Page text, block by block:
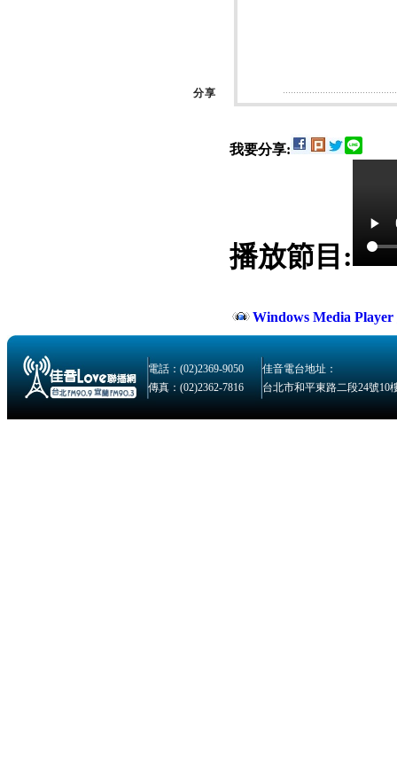
分享
我要分享:
播放節目:
Windows Media
電話：(02)2369-9050
佳音電台地址：
傳真：(02)2362-7816
台北市和平東路二段24號10